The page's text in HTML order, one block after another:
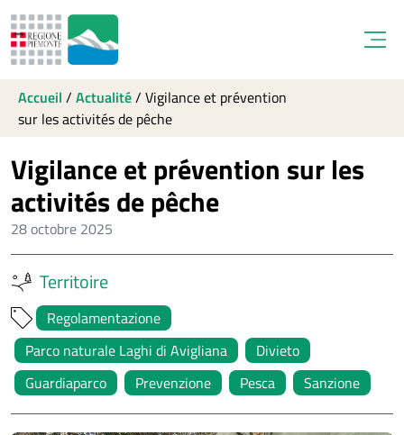
Accueil / Actualité/ Vigilance et prévention
sur les activités de pêche
Vigilance et prévention sur les
activités de pêche
28 octobre 2025
Territoire
Regolamentazione
Parco naturale Laghi di Avigliana
Divieto
Guardiaparco
Prevenzione Pesca Sanzione